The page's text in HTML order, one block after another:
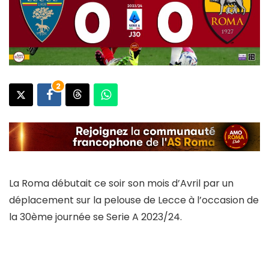
2
La Roma débutait ce soir son mois d’Avril par un
déplacement sur la pelouse de Lecce à l’occasion de
la 30ème journée se Serie A 2023/24.